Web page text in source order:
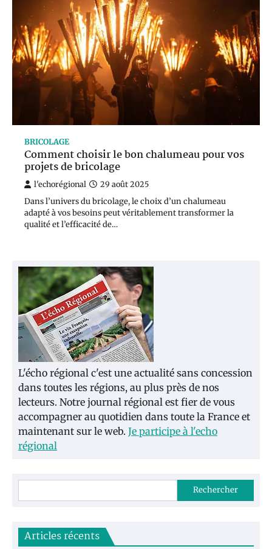
BRICOLAGE
Comment choisir le bon chalumeau pour vos
projets de bricolage
l'echorégional 29 août 2025
Dans l’univers du bricolage, le choix d’un chalumeau
adapté à vos besoins peut véritablement transformer la
qualité et l’efficacité de…
L'écho régional c'est une actualité sans concession
dans toutes les régions, au plus près de nos
lecteurs. Notre journal régional est fier de vous
accompagner au quotidien dans toute la France et
maintenant sur le web. Je participe à l'echo
régional
Rechercher
Articles récents